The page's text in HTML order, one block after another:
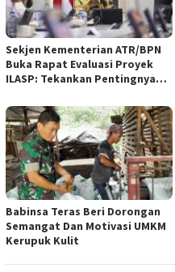
Sekjen Kementerian ATR/BPN
Buka Rapat Evaluasi Proyek
ILASP: Tekankan Pentingnya
Anggaran
Babinsa Teras Beri Dorongan
Semangat Dan Motivasi UMKM
Kerupuk Kulit